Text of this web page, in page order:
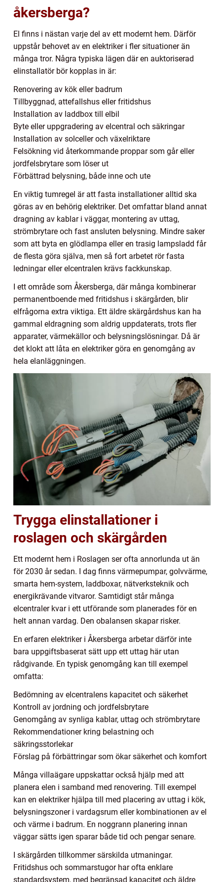
åkersberga?
El finns i nästan varje del av ett modernt hem. Därför
uppstår behovet av en elektriker i fler situationer än
många tror. Några typiska lägen där en auktoriserad
elinstallatör bör kopplas in är:
Renovering av kök eller badrum
Tillbyggnad, attefallshus eller fritidshus
Installation av laddbox till elbil
Byte eller uppgradering av elcentral och säkringar
Installation av solceller och växelriktare
Felsökning vid återkommande proppar som går eller
jordfelsbrytare som löser ut
Förbättrad belysning, både inne och ute
En viktig tumregel är att fasta installationer alltid ska
göras av en behörig elektriker. Det omfattar bland annat
dragning av kablar i väggar, montering av uttag,
strömbrytare och fast ansluten belysning. Mindre saker
som att byta en glödlampa eller en trasig lampsladd får
de flesta göra själva, men så fort arbetet rör fasta
ledningar eller elcentralen krävs fackkunskap.
I ett område som Åkersberga, där många kombinerar
permanentboende med fritidshus i skärgården, blir
elfrågorna extra viktiga. Ett äldre skärgårdshus kan ha
gammal eldragning som aldrig uppdaterats, trots fler
apparater, värmekällor och belysningslösningar. Då är
det klokt att låta en elektriker göra en genomgång av
hela elanläggningen.
Trygga elinstallationer i
roslagen och skärgården
Ett modernt hem i Roslagen ser ofta annorlunda ut än
för 2030 år sedan. I dag finns värmepumpar, golvvärme,
smarta hem-system, laddboxar, nätverksteknik och
energikrävande vitvaror. Samtidigt står många
elcentraler kvar i ett utförande som planerades för en
helt annan vardag. Den obalansen skapar risker.
En erfaren elektriker i Åkersberga arbetar därför inte
bara uppgiftsbaserat sätt upp ett uttag här utan
rådgivande. En typisk genomgång kan till exempel
omfatta:
Bedömning av elcentralens kapacitet och säkerhet
Kontroll av jordning och jordfelsbrytare
Genomgång av synliga kablar, uttag och strömbrytare
Rekommendationer kring belastning och
säkringsstorlekar
Förslag på förbättringar som ökar säkerhet och komfort
Många villaägare uppskattar också hjälp med att
planera elen i samband med renovering. Till exempel
kan en elektriker hjälpa till med placering av uttag i kök,
belysningszoner i vardagsrum eller kombinationen av el
och värme i badrum. En noggrann planering innan
väggar sätts igen sparar både tid och pengar senare.
I skärgården tillkommer särskilda utmaningar.
Fritidshus och sommarstugor har ofta enklare
standardsystem, med begränsad kapacitet och äldre